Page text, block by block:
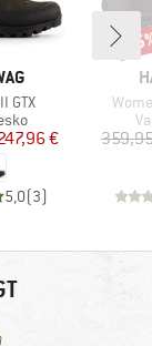
GTX
pris
€
5,0(3)
Artikel